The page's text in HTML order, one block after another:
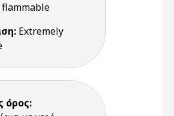
Extremely
όρος: